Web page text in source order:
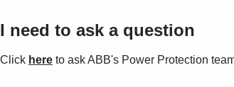
I need to ask a question
Click here to ask ABB's Power Protection